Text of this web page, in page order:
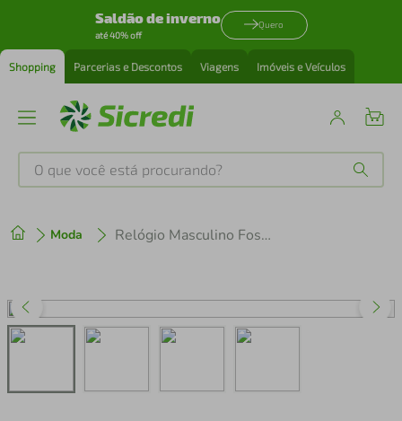
Saldão de inverno
até 40% off
Quero
Shopping Parcerias e Descontos Viagens Imóveis e Veículos
O que você está procurando?
Moda Relógio Masculino Fossil FS6145SET/2PN
2º cafeteira